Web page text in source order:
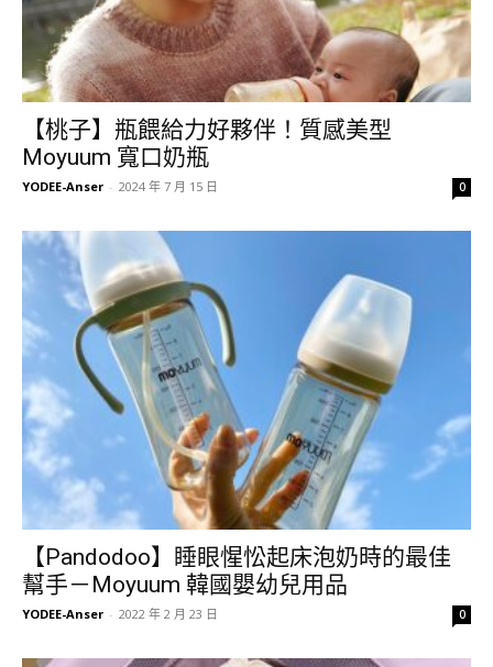
【桃子】瓶餵給力好夥伴！質感美型
Moyuum 寬口奶瓶
YODEE-Anser - 2024 年 7 月 15 日 0
【Pandodoo】睡眼惺忪起床泡奶時的最佳
幫手－Moyuum 韓國嬰幼兒用品
YODEE-Anser - 2022 年 2 月 23 日 0